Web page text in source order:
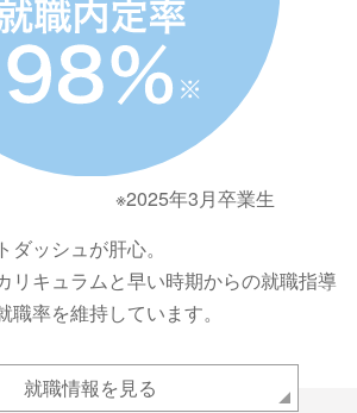
※2025年3月卒業生
ッシュが肝心。
リキュラムと早い時期からの就職指導
率を維持しています。
就職情報を見る